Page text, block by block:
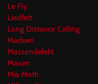
Le Fly
Liedfett
Long Distance Calling
Madsen
Massendefekt
Maxim
Mia Moth